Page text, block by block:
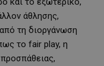
άθλησης,
τη διοργάνωση
το fair play, η